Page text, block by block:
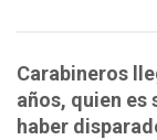
Carabineros
años, quien es
haber